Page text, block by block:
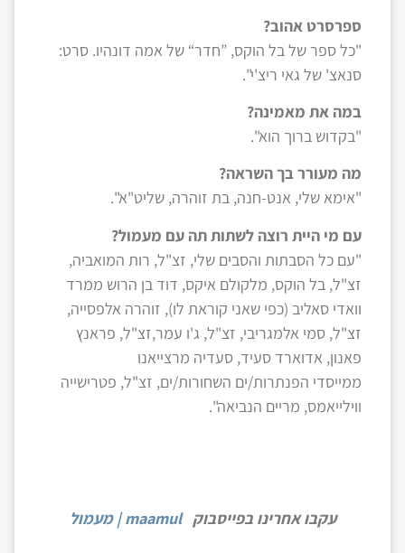
ספרסרט אהוב?
"כל ספר של בל הוקס, ”חדר“ של אמה דונהיו. סרט:
סנאצ' של גאי ריצ'י".
במה את מאמינה?
"בקדוש ברוך הוא".
מה מעורר בך השראה?
"אימא שלי, אנט-חנה, בת זוהרה, שליט"א".
עם מי היית רוצה לשתות תה עם מעמול?
"עם כל הסבתות והסבים שלי, זצ"ל, רות המואביה,
זצ"ל, בל הוקס, מלקולם איקס, דוד בן הרוש ממרד
וואדי סאליב (כפי שאני קוראת לו), זוהרה אלפסייה,
זצ"ל, סמי אלמגריבי, זצ"ל, ג'ו עמר,זצ"ל, פראנץ
פאנון, אדוארד סעיד, סעדיה מרצייאנו
ממייסדי הפנתרות/ים השחורות/ים, זצ"ל, פטרישייה
ווילייאמס, מריים הנביאה".
עקבו אחרינו בפייסבוק maamul | מעמול